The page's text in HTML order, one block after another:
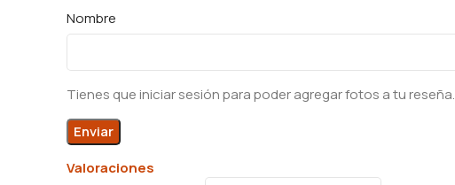
Valoraciones
Nombre
Tienes que iniciar sesión para poder agregar fotos a tu reseña.